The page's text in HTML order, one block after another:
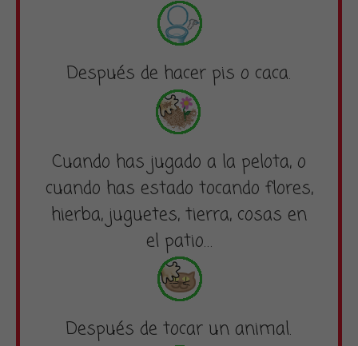
Después de hacer pis o caca.
Cuando has jugado a la pelota, o
cuando has estado tocando flores,
hierba, juguetes, tierra, cosas en
el patio…
Después de tocar un animal.